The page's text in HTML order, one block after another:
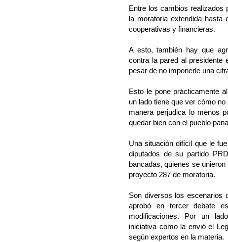
Entre los cambios realizados
la moratoria extendida
cooperativas y financieras.
A esto, también hay que
contra la pared al presidente
pesar de no imponerle una
Esto le pone prácticamente
un lado tiene que ver cómo
manera perjudica lo menos
quedar bien con el pueblo
Una situación difícil que le
diputados de su partido
bancadas, quienes se
proyecto 287 de moratoria.
Son diversos los escenarios
aprobó en tercer debate
modificaciones. Por un
iniciativa como la envió el
según expertos en la materia.